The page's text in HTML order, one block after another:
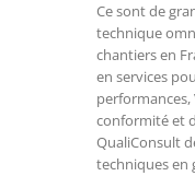
Ce sont de
technique
chantiers en
en services
performances,
conformité et
QualiConsult
techniques en